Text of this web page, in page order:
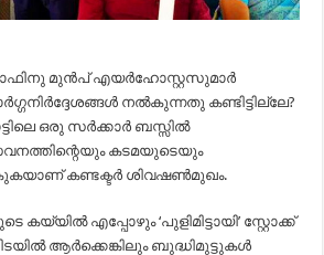
ഓഫിനു മുൻപ് എയർഹോസ്റ്റസുമാർ
നൽകുന്നതു കണ്ടിട്ടില്ലേ?
ഒരു സർക്കാർ ബസ്സിൽ
കടമയുടെയും
കണ്ടക്ടർ ശിവഷൺമുഖം.
എപ്പോഴും ‘പുളിമിട്ടായി’ സ്റ്റോക്ക്
ആർക്കെങ്കിലും ബുദ്ധിമുട്ടുകൾ